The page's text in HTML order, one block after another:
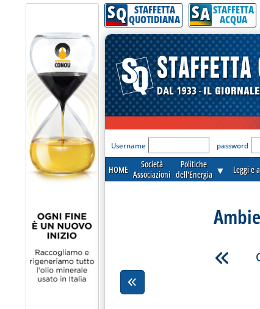
SQ STAFFETTA
QUOTIDIANA SA STAFFETTA
ACQUA
'Modulo Login per
Username password
HOME
Società
Associazioni
Politiche
dell'Energia ▼ Leggi e